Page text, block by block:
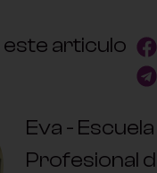
articulo
Eva - Escuela
Profesional